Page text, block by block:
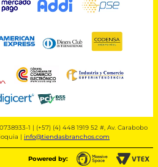
1 | (+57) (4) 448 1919 52 #, Av. Carabobo
| info@tiendasbranchos.com
Powered by: